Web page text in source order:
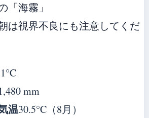
「海霧」
は視界不良にも注意してくだ
mm
温30.5°C（8月）